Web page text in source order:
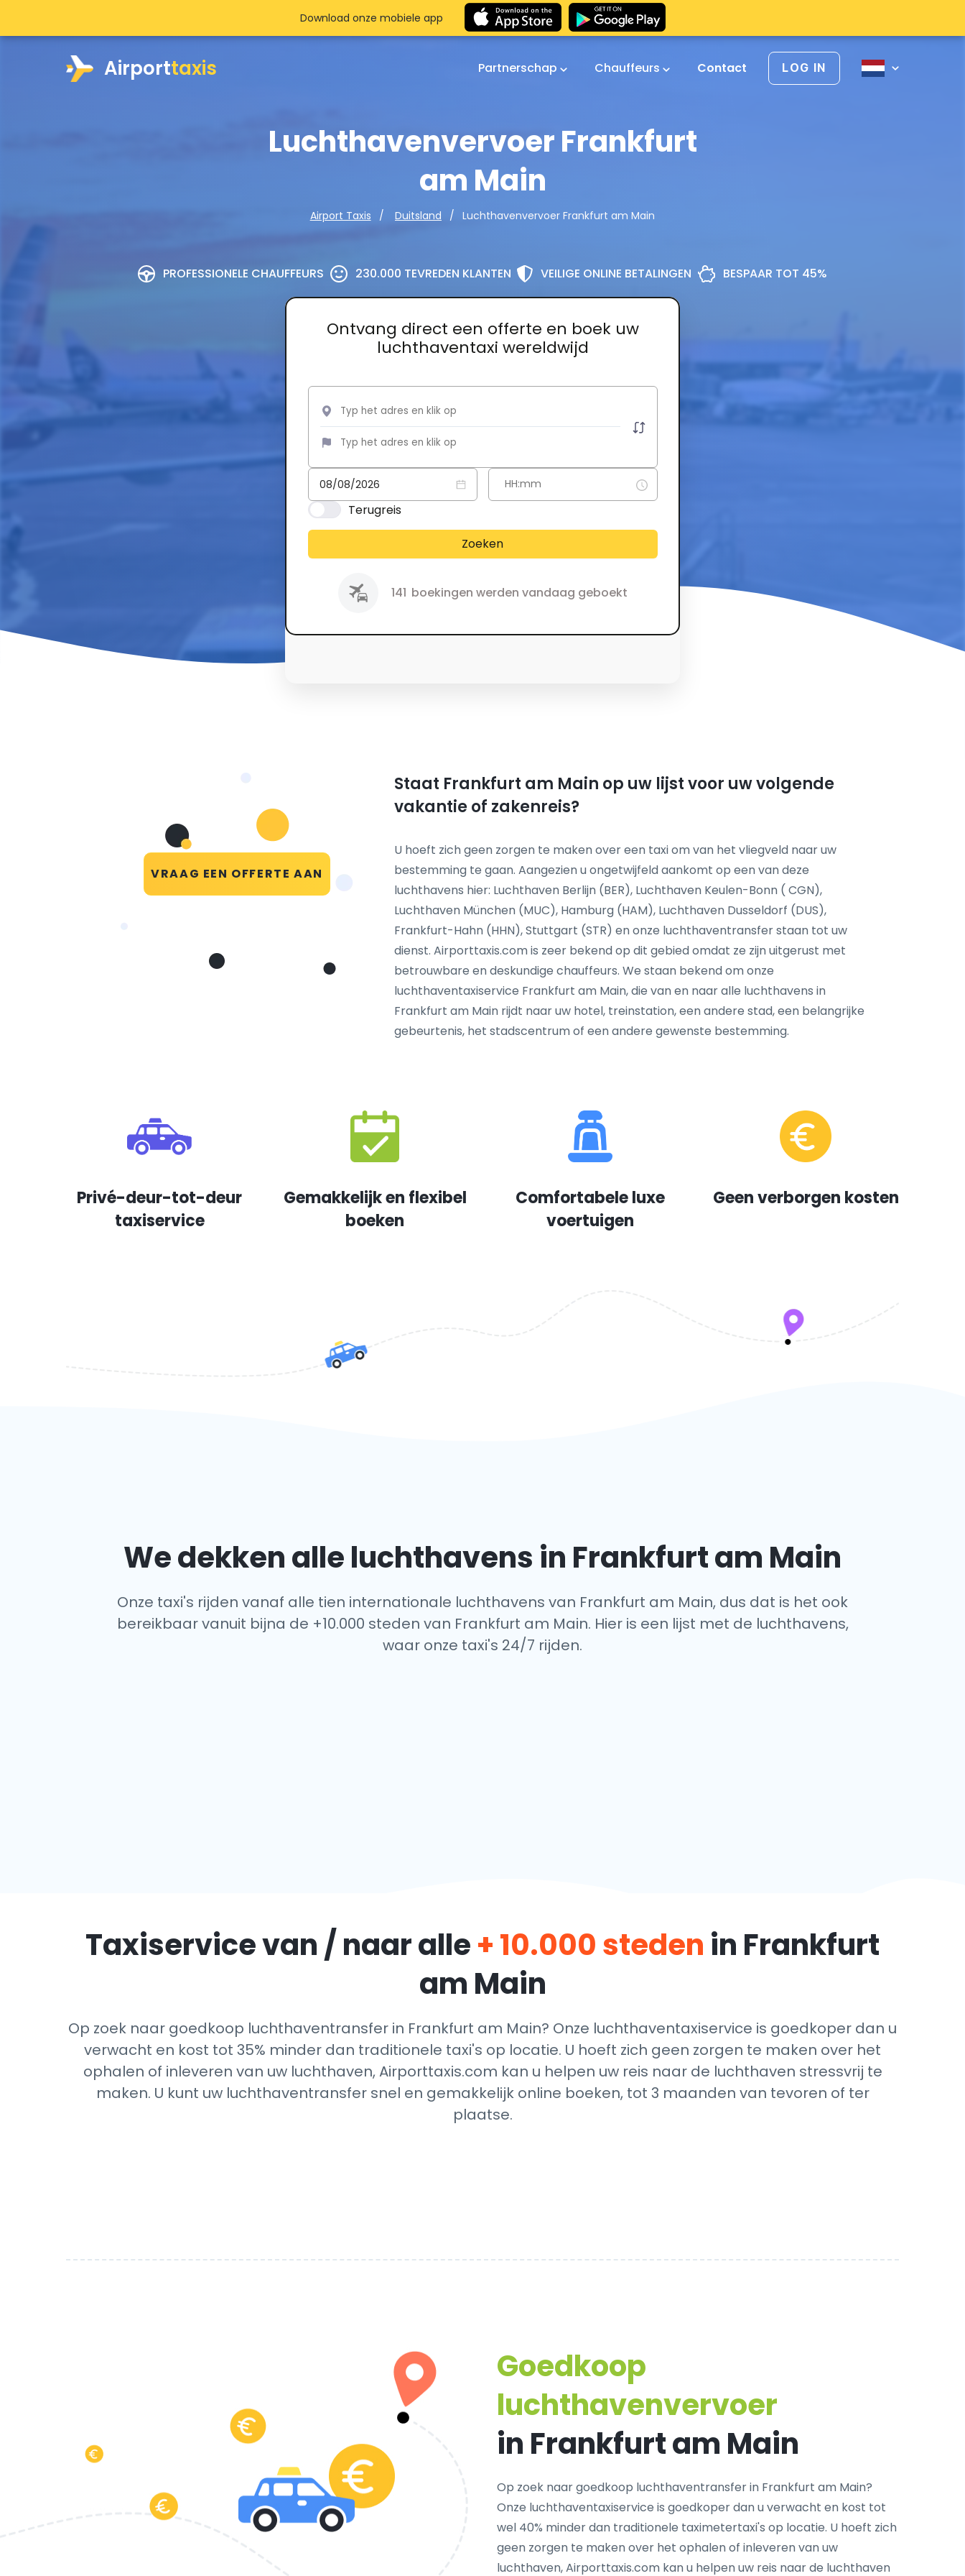
Airporttaxis Partnerschap Chauffeurs Contact LOG IN
Luchthavenvervoer Frankfurt
am Main
Airport Taxis Duitsland Luchthavenvervoer Frankfurt am Main
PROFESSIONELE CHAUFFEURS 230.000 TEVREDEN KLANTEN VEILIGE ONLINE BETALINGEN BESPAAR TOT 45%
Ontvang direct een offerte en boek uw
luchthaventaxi wereldwijd
Terugreis
Zoeken
141 boekingen werden vandaag geboekt
Download onze mobiele app
VRAAG EEN OFFERTE AAN
Staat Frankfurt am Main op uw lijst voor uw volgende
vakantie of zakenreis?
U hoeft zich geen zorgen te maken over een taxi om van het vliegveld naar uw
bestemming te gaan. Aangezien u ongetwijfeld aankomt op een van deze
luchthavens hier: Luchthaven Berlijn (BER), Luchthaven Keulen-Bonn ( CGN),
Luchthaven München (MUC), Hamburg (HAM), Luchthaven Dusseldorf (DUS),
Frankfurt-Hahn (HHN), Stuttgart (STR) en onze luchthaventransfer staan tot uw
dienst. Airporttaxis.com is zeer bekend op dit gebied omdat ze zijn uitgerust met
betrouwbare en deskundige chauffeurs. We staan bekend om onze
luchthaventaxiservice Frankfurt am Main, die van en naar alle luchthavens in
Frankfurt am Main rijdt naar uw hotel, treinstation, een andere stad, een belangrijke
gebeurtenis, het stadscentrum of een andere gewenste bestemming.
Privé-deur-tot-deur
taxiservice
Gemakkelijk en flexibel
boeken
Comfortabele luxe
voertuigen
Geen verborgen kosten
We dekken alle luchthavens in Frankfurt am Main
Onze taxi's rijden vanaf alle tien internationale luchthavens van Frankfurt am Main, dus dat is het ook
bereikbaar vanuit bijna de +10.000 steden van Frankfurt am Main. Hier is een lijst met de luchthavens,
waar onze taxi's 24/7 rijden.
Taxiservice van / naar alle+ 10.000 steden in Frankfurt
am Main
Op zoek naar goedkoop luchthaventransfer in Frankfurt am Main? Onze luchthaventaxiservice is goedkoper dan u
verwacht en kost tot 35% minder dan traditionele taxi's op locatie. U hoeft zich geen zorgen te maken over het
ophalen of inleveren van uw luchthaven, Airporttaxis.com kan u helpen uw reis naar de luchthaven stressvrij te
maken. U kunt uw luchthaventransfer snel en gemakkelijk online boeken, tot 3 maanden van tevoren of ter
plaatse.
Goedkoop
luchthavenvervoer
in Frankfurt am Main
Op zoek naar goedkoop luchthaventransfer in Frankfurt am Main?
Onze luchthaventaxiservice is goedkoper dan u verwacht en kost tot
wel 40% minder dan traditionele taximetertaxi's op locatie. U hoeft zich
geen zorgen te maken over het ophalen of inleveren van uw
luchthaven, Airporttaxis.com kan u helpen uw reis naar de luchthaven